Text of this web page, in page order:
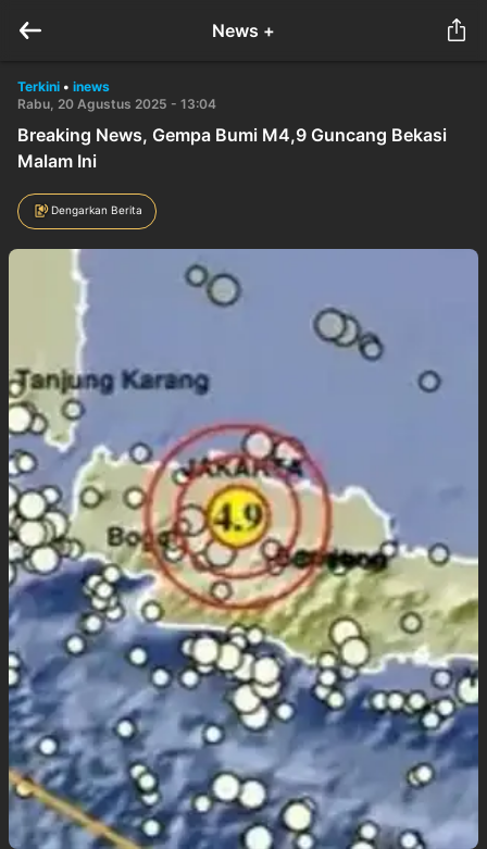
News +
Terkini • inews
Rabu, 20 Agustus 2025 - 13:04
Breaking News, Gempa Bumi M4,9 Guncang Bekasi
Malam Ini
Dengarkan Berita